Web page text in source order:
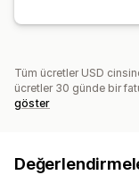
Tüm ücretler USD
ücretler 30 günde bir
göster